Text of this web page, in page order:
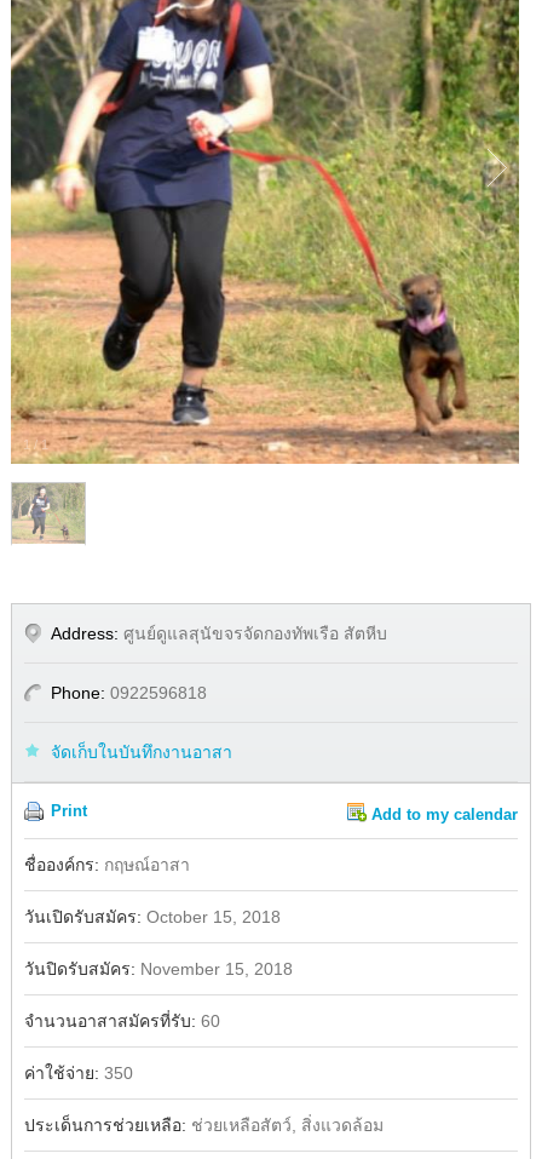
1/1
Address: ศูนย์ดูแลสุนัขจรจัดกองทัพเรือ สัตหีบ
Phone: 0922596818
จัดเก็บในบันทึกงานอาสา
Print Add to my calendar
ชื่อองค์กร: กฤษณ์อาสา
วันเปิดรับสมัคร: October 15, 2018
วันปิดรับสมัคร: November 15, 2018
จำนวนอาสาสมัครที่รับ: 60
ค่าใช้จ่าย: 350
ประเด็นการช่วยเหลือ: ช่วยเหลือสัตว์, สิ่งแวดล้อม